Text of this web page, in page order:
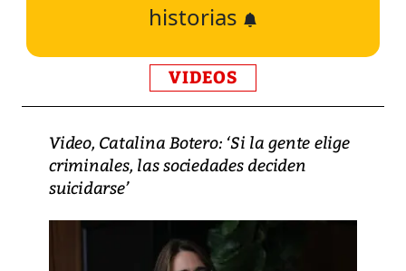
historias
VIDEOS
Video, Catalina Botero: ‘Si la gente elige
criminales, las sociedades deciden
suicidarse’